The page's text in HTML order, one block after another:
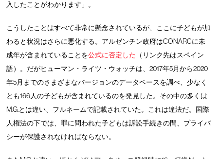
入したことがわかります」。
こうしたことはすべて非常に懸念されているが、ここに子どもが加
わると状況はさらに悪化する。アルゼンチン政府はCONARCに未
成年が含まれていることを公式に否定した （リンク先はスペイン
語）。だがヒューマン・ライツ・ウォッチは、2017年5月から2020
年5月までのさまざまなバージョンのデータベースを調べ、少なく
とも166人の子どもが含まれているのを発見した。その中の多くは
M.G.とは違い、フルネームで記載されていた。これは違法だ。国際
人権法の下では、罪に問われた子どもは訴訟手続きの間、プライバ
シーが保護されなければならない。